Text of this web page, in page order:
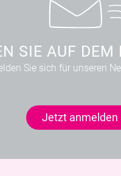
SIE AUF DEM
Sie sich für unseren
Jetzt anmelden